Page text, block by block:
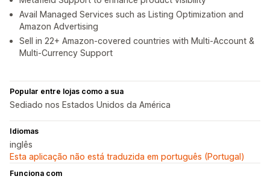
Avail Managed Services such as Listing Optimization and
Amazon Advertising
Sell in 22+ Amazon-covered countries with Multi-Account &
Multi-Currency Support
Popular entre lojas como a sua
Sediado nos Estados Unidos da América
Idiomas
inglês
Esta aplicação não está traduzida em português (Portugal)
Funciona com